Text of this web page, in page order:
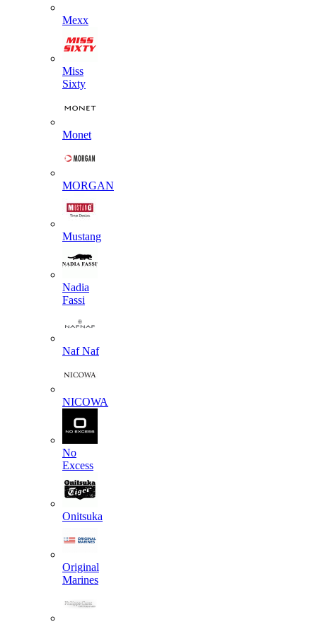
Mexx
Miss
Sixty
Monet
MORGAN
Mustang
Nadia
Fassi
Naf Naf
NICOWA
No
Excess
Onitsuka
Original
Marines